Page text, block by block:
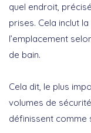
quel endroit,
prises. Cela inclut
l’emplacement
de bain.
Cela dit, le plus
volumes de
définissent comme